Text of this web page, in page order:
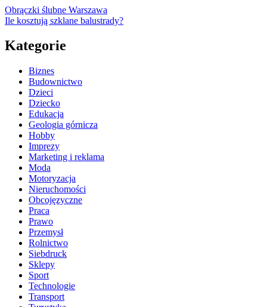
Obrączki ślubne Warszawa
Ile kosztują szklane balustrady?
Kategorie
Biznes
Budownictwo
Dzieci
Dziecko
Edukacja
Geologia górnicza
Hobby
Imprezy
Marketing i reklama
Moda
Motoryzacja
Nieruchomości
Obcojęzyczne
Praca
Prawo
Przemysł
Rolnictwo
Siebdruck
Sklepy
Sport
Technologie
Transport